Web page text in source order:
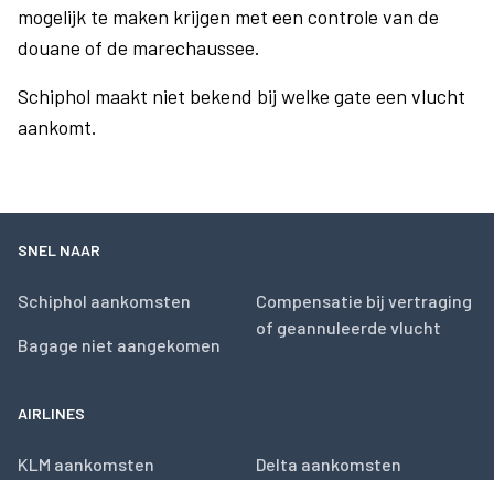
mogelijk te maken krijgen met een controle van de
douane of de marechaussee.
Schiphol maakt niet bekend bij welke gate een vlucht
aankomt.
SNEL NAAR
Schiphol aankomsten
Bagage niet aangekomen
Compensatie bij vertraging
of geannuleerde vlucht
AIRLINES
KLM aankomsten Delta aankomsten